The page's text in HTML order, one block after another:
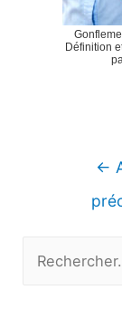
Définition
←